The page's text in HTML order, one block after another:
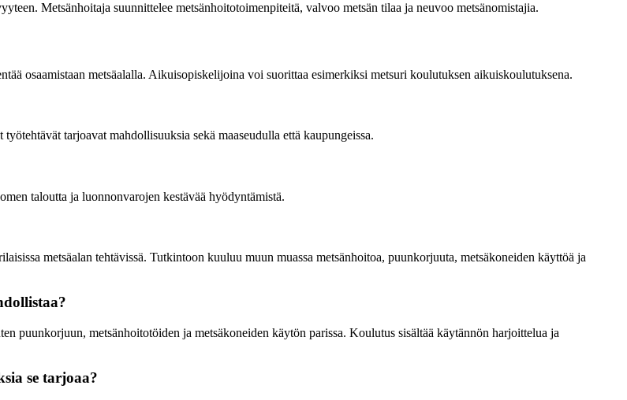
Metsänhoitaja suunnittelee metsänhoitotoimenpiteitä, valvoo metsän tilaa ja neuvoo metsänomistajia.
osaamistaan metsäalalla. Aikuisopiskelijoina voi suorittaa esimerkiksi metsuri koulutuksen aikuiskoulutuksena.
tarjoavat mahdollisuuksia sekä maaseudulla että kaupungeissa.
taloutta ja luonnonvarojen kestävää hyödyntämistä.
metsäalan tehtävissä. Tutkintoon kuuluu muun muassa metsänhoitoa, puunkorjuuta, metsäkoneiden käyttöä ja
puunkorjuun, metsänhoitotöiden ja metsäkoneiden käytön parissa. Koulutus sisältää käytännön harjoittelua ja
se tarjoaa?